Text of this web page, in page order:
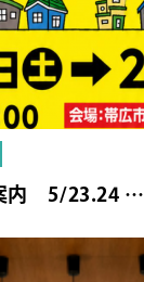
内 5/23.24 …